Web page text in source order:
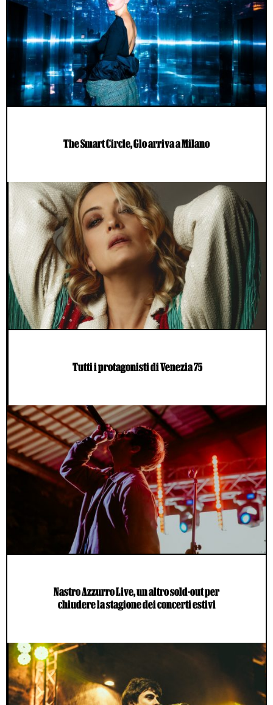
The Smart Circle, Glo arriva a Milano
Tutti i protagonisti di Venezia 75
Nastro Azzurro Live, un altro sold-out per
chiudere la stagione dei concerti estivi